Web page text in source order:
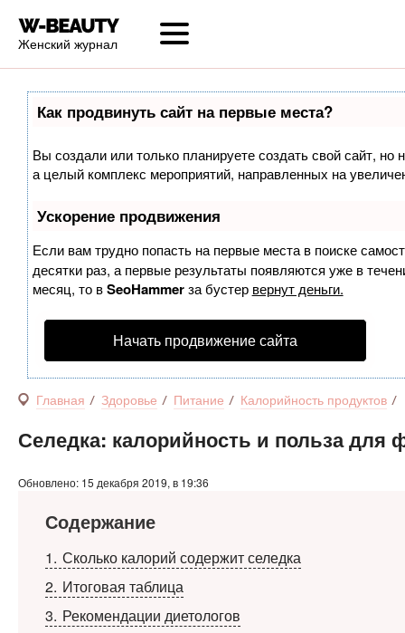
Женский журнал
Как продвинуть сайт на первые места?
Вы создали или только планируете создать свой сайт, но
а целый комплекс мероприятий, направленных на
Ускорение продвижения
Если вам трудно попасть на первые места в поиске
десятки раз, а первые результаты появляются уже в
месяц, то вSeoHammerза бустер вернут деньги.
Начать продвижение сайта
Главная Здоровье Питание Калорийность продуктов
Селедка: калорийность и польза для
Обновлено: 15 декабря 2019, в 19:36
Содержание
1 Сколько калорий содержит селедка
2 Итоговая таблица
3 Рекомендации диетологов